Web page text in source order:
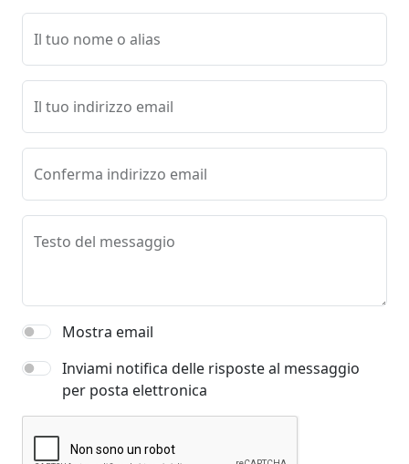
Il tuo nome o alias
Il tuo indirizzo email
Conferma indirizzo email
Testo del messaggio
Mostra email
Inviami notifica delle risposte al messaggio
per posta elettronica